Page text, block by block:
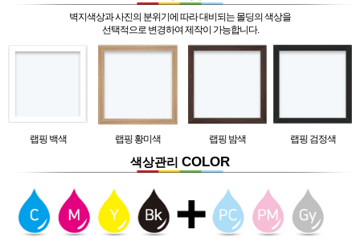
벽지색상과 사진의 분위기에 따라 대비되는 몰딩의 색상을
선택적으로 변경하여 제작이 가능합니다.
랩핑 백색 랩핑 황미색 랩핑 밤색 랩핑 검정색
색상관리 COLOR